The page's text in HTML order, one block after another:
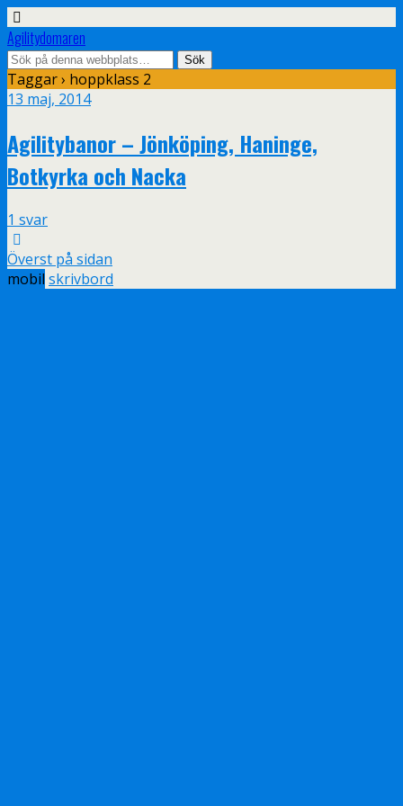
Agilitydomaren
Taggar › hoppklass 2
13 maj, 2014
Agilitybanor – Jönköping, Haninge,
Botkyrka och Nacka
1 svar
Överst på sidan
mobil skrivbord